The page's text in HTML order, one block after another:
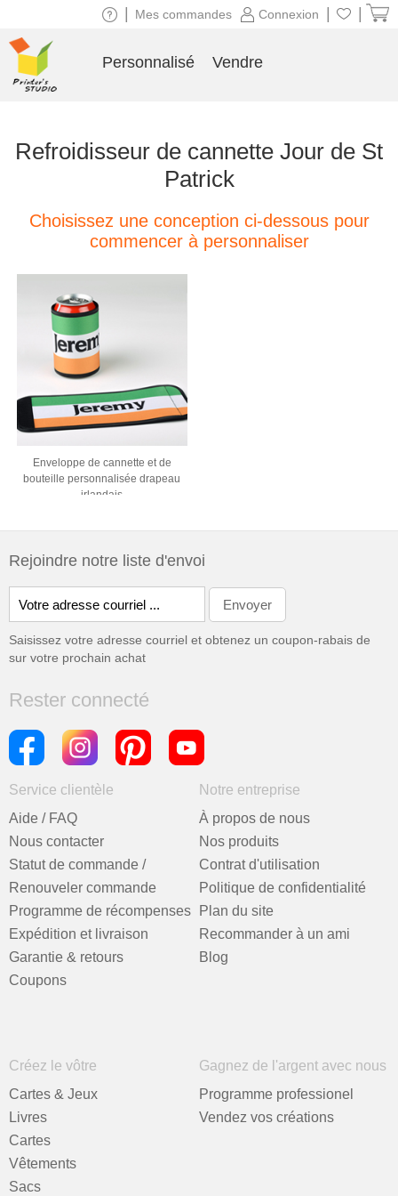
Refroidisseur de cannette Jour de St
Patrick
Choisissez une conception ci-dessous pour
commencer à personnaliser
Enveloppe de cannette et de
bouteille personnalisée drapeau
irlandais
Rejoindre notre liste d'envoi
Saisissez votre adresse courriel et obtenez un coupon-rabais de
sur votre prochain achat
Rester connecté
Service clientèle
Aide / FAQ
Nous contacter
Statut de commande /
Renouveler commande
Programme de récompenses
Expédition et livraison
Garantie & retours
Coupons
Notre entreprise
À propos de nous
Nos produits
Contrat d'utilisation
Politique de confidentialité
Plan du site
Recommander à un ami
Blog
Créez le vôtre
Cartes & Jeux
Livres
Cartes
Vêtements
Sacs
Gagnez de l'argent avec nous
Programme professionel
Vendez vos créations
Connexion
Mes commandes
Personnalisé Vendre